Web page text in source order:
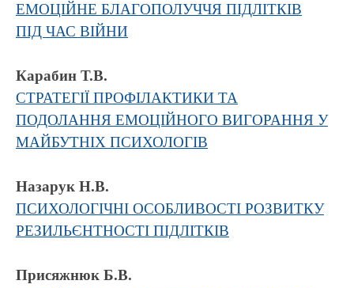
ЕМОЦІЙНЕ БЛАГОПОЛУЧЧЯ ПІДЛІТКІВ
ПІД ЧАС ВІЙНИ
Карабин Т.В.
СТРАТЕГІЇ ПРОФІЛАКТИКИ ТА
ПОДОЛАННЯ ЕМОЦІЙНОГО ВИГОРАННЯ У
МАЙБУТНІХ ПСИХОЛОГІВ
Назарук Н.В.
ПСИХОЛОГІЧНІ ОСОБЛИВОСТІ РОЗВИТКУ
РЕЗИЛЬЄНТНОСТІ ПІДЛІТКІВ
Присяжнюк Б.В.